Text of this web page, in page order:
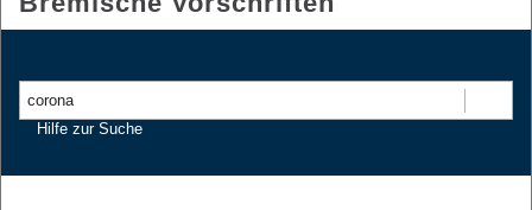
Hilfe zur Suche